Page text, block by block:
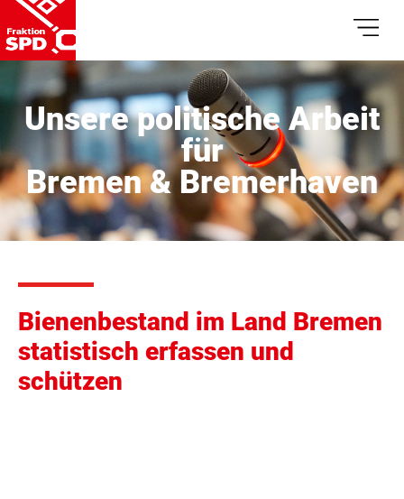
Unsere politische Arbeit
für
Bremen & Bremerhaven
Bienenbestand im Land Bremen
statistisch erfassen und
schützen